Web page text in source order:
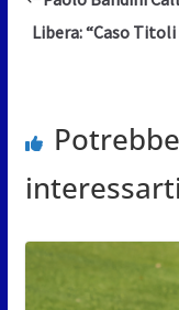
Libera: “Caso
interessarti